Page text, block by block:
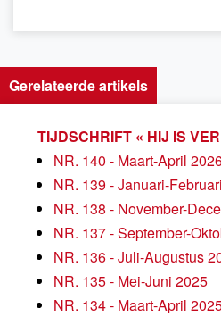
Gerelateerde artikels
TIJDSCHRIFT « HIJ IS
NR. 140 - Maart-April
NR. 139 - Januari-
NR. 138 - November-
NR. 137 - September-
NR. 136 - Juli-Augustus
NR. 135 - Mei-Juni 2025
NR. 134 - Maart-April